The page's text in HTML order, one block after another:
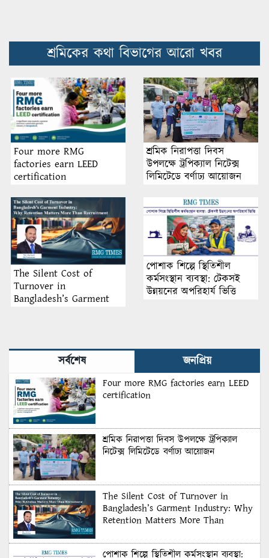
শ্রমিকের কথা বিভাগের আরো খবর
Four more RMG
factories earn LEED
certification
শ্রমিক নিরাপত্তা দিবস
উপলক্ষে ট্রপিক্যাল নিটেক্স
লিমিটেডে বর্ণাঢ্য আয়োজন
The Silent Cost of
Turnover in
Bangladesh’s Garment
পোশাক শিল্পে স্থিতিশীল
কর্মসংস্থান ব্যবস্থা: টেকসই
উন্নয়নের অপরিহার্য ভিত্তি
সর্বশেষ জনপ্রিয়
Four more RMG factories earn LEED
certification
শ্রমিক নিরাপত্তা দিবস উপলক্ষে ট্রপিক্যাল
নিটেক্স লিমিটেডে বর্ণাঢ্য আয়োজন
The Silent Cost of Turnover in
Bangladesh’s Garment Industry: Why
Retention Matters More Than
পোশাক শিল্পে স্থিতিশীল কর্মসংস্থান ব্যবস্থা: